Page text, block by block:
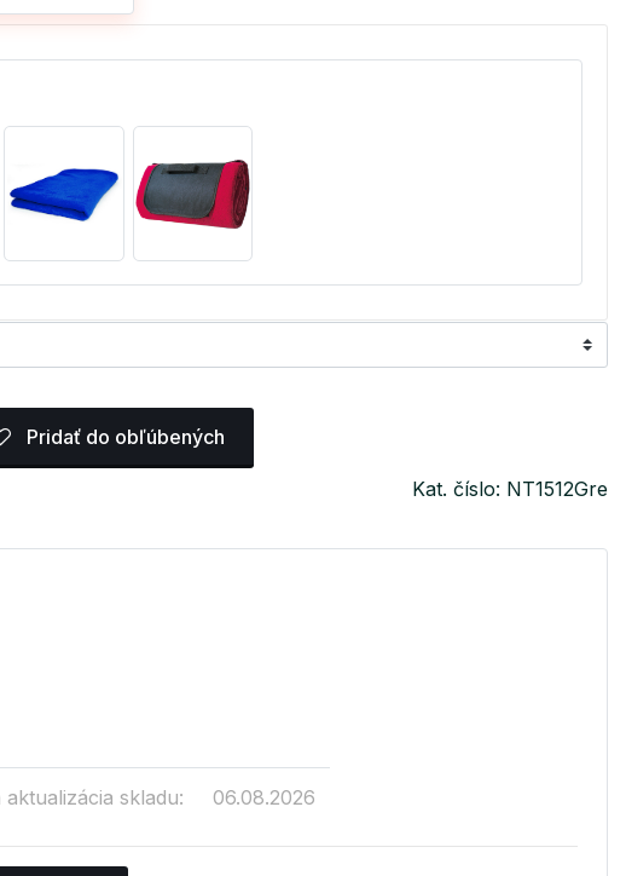
Pridať do obľúbených
Kat. číslo: NT1512Gre
aktualizácia skladu: 06.08.2026